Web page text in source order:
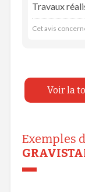
Travaux
Cet avis
Voir la
Exemples